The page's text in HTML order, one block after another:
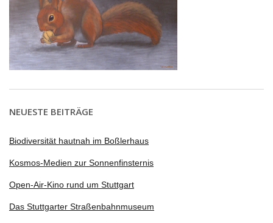
NEUESTE BEITRÄGE
Biodiversität hautnah im Boßlerhaus
Kosmos-Medien zur Sonnenfinsternis
Open-Air-Kino rund um Stuttgart
Das Stuttgarter Straßenbahnmuseum